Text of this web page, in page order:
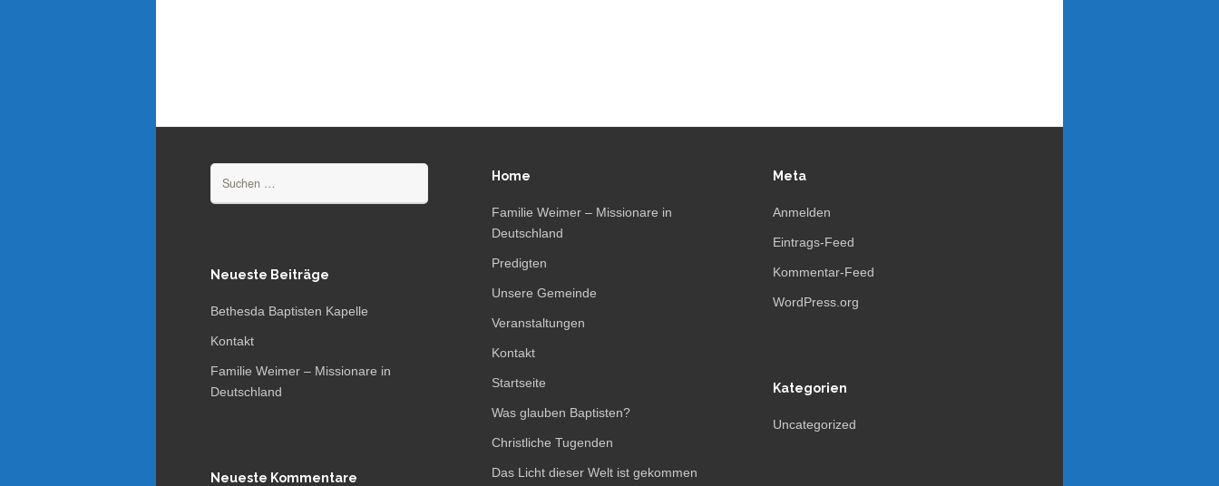
Home
Familie Weimer – Missionare in
Deutschland
Predigten
Unsere Gemeinde
Veranstaltungen
Kontakt
Startseite
Was glauben Baptisten?
Christliche Tugenden
Das Licht dieser Welt ist gekommen
Meta
Anmelden
Eintrags-Feed
Kommentar-Feed
WordPress.org
Neueste Beiträge
Bethesda Baptisten Kapelle
Kontakt
Familie Weimer – Missionare in
Deutschland
Kategorien
Uncategorized
Neueste Kommentare